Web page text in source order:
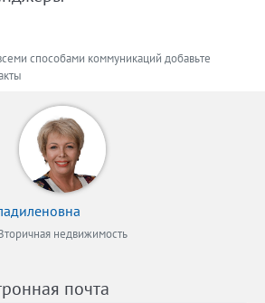
способами коммуникаций добавьте
недвижимость
почта